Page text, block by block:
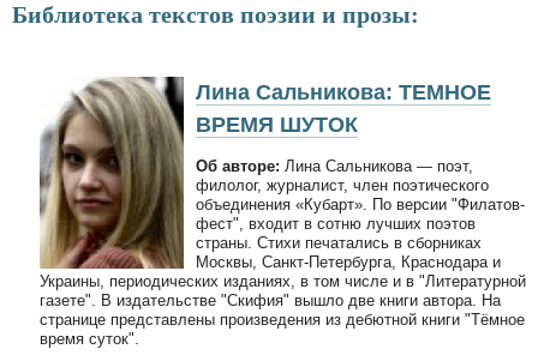
Библиотека текстов поэзии и прозы:
Лина Сальникова: ТЕМНОЕ
ВРЕМЯ ШУТОК
Об авторе: Лина Сальникова — поэт,
филолог, журналист, член поэтического
объединения «Кубарт». По версии "Филатов-
фест", входит в сотню лучших поэтов
страны. Стихи печатались в сборниках
Москвы, Санкт-Петербурга, Краснодара и
Украины, периодических изданиях, в том числе и в "Литературной
газете". В издательстве "Скифия" вышло две книги автора. На
странице представлены произведения из дебютной книги "Тёмное
время суток".